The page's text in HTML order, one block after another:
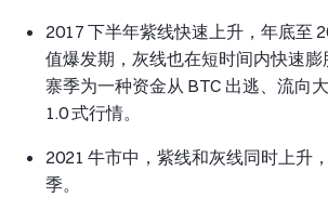
2017 下半年紫线快速上升，年底至
值爆发期，灰线也在短时间内快速
寨季为一种资金从 BTC 出逃、流向
1.0 式行情。
2021 牛市中，紫线和灰线同时上升
季。